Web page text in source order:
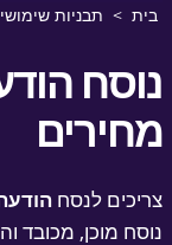
> תבניות שימושיות
לנסחהודעה
מוכן, מכובד